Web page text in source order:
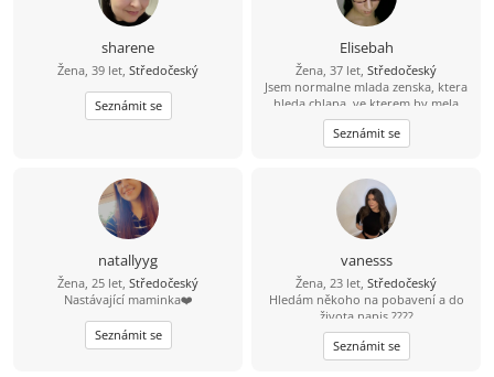
sharene
Žena, 39 let, Středočeský
Seznámit se
Elisebah
Žena, 37 let, Středočeský
Jsem normalne mlada zenska, ktera
hleda chlapa, ve kterem by mela
oporu a byla mu zivotni partnerkou.
Vek je jen udaj v kalendari a pres sva
nizka leta, toho mam za sebou zazito
kazdy krasny okamzik.
Seznámit se
natallyyg
Žena, 25 let, Středočeský
Nastávající maminka❤️
Seznámit se
vanesss
Žena, 23 let, Středočeský
Hledám někoho na pobavení a do
života napis ????
Seznámit se